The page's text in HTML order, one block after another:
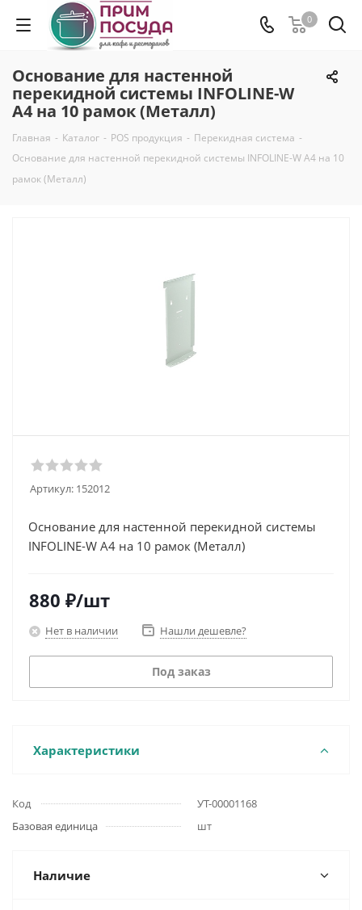
0
Основание для настенной
перекидной системы INFOLINE-W
А4 на 10 рамок (Металл)
Главная - Каталог - POS продукция - Перекидная система -
Основание для настенной перекидной системы INFOLINE-W А4 на 10
рамок (Металл)
Артикул: 152012
Основание для настенной перекидной системы
INFOLINE-W А4 на 10 рамок (Металл)
880 ₽/шт
Нет в наличии Нашли дешевле?
Под заказ
Характеристики
Код
УТ-00001168
Базовая единица
шт
Наличие